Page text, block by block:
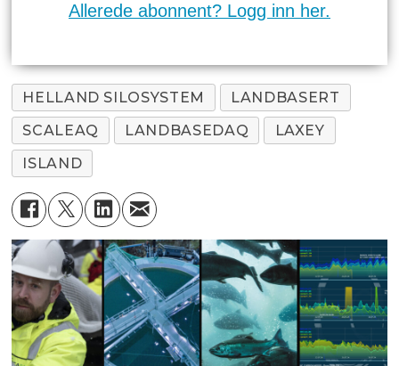
Allerede abonnent? Logg inn her.
HELLAND SILOSYSTEM
LANDBASERT
SCALEAQ
LANDBASEDAQ
LAXEY
ISLAND